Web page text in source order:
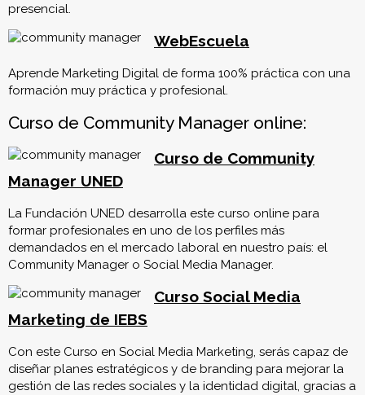
presencial.
WebEscuela
Aprende Marketing Digital de forma 100% práctica con una
formación muy práctica y profesional.
Curso de Community Manager online:
Curso de Community
Manager UNED
La Fundación UNED desarrolla este curso online para
formar profesionales en uno de los perfiles más
demandados en el mercado laboral en nuestro país: el
Community Manager o Social Media Manager.
Curso Social Media
Marketing de IEBS
Con este Curso en Social Media Marketing, serás capaz de
diseñar planes estratégicos y de branding para mejorar la
gestión de las redes sociales y la identidad digital, gracias a